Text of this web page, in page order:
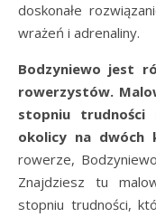
doskonałe
wrażeń i adrenaliny.
Bodzyniewo jest
rowerzystów.
stopniu trudności
okolicy na dwóch
rowerze,
Znajdziesz tu
stopniu trudności,